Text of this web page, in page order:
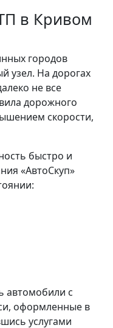
в Кривом
городов
узел. На дорогах
не все
дорожного
скорости,
быстро и
«АвтоСкуп»
автомобили с
оформленные в
услугами